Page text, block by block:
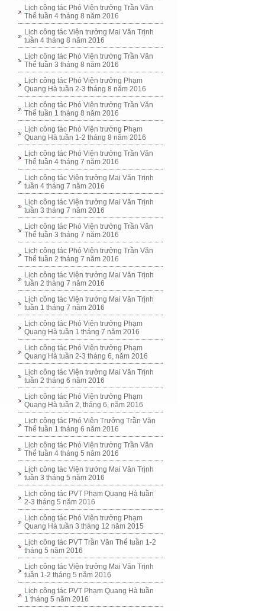
Lịch công tác Phó Viện trưởng Trần Văn
Thể tuần 4 tháng 8 năm 2016
Lịch công tác Viện trưởng Mai Văn Trịnh
tuần 4 tháng 8 năm 2016
Lịch công tác Phó Viện trưởng Trần Văn
Thể tuần 3 tháng 8 năm 2016
Lịch công tác Phó Viện trưởng Phạm
Quang Hà tuần 2-3 tháng 8 năm 2016
Lịch công tác Phó Viện trưởng Trần Văn
Thể tuần 1 tháng 8 năm 2016
Lịch công tác Phó Viện trưởng Phạm
Quang Hà tuần 1-2 tháng 8 năm 2016
Lịch công tác Phó Viện trưởng Trần Văn
Thể tuần 4 tháng 7 năm 2016
Lịch công tác Viện trưởng Mai Văn Trịnh
tuần 4 tháng 7 năm 2016
Lịch công tác Viện trưởng Mai Văn Trịnh
tuần 3 tháng 7 năm 2016
Lịch công tác Phó Viện trưởng Trần Văn
Thể tuần 3 tháng 7 năm 2016
Lịch công tác Phó Viện trưởng Trần Văn
Thể tuần 2 tháng 7 năm 2016
Lịch công tác Viện trưởng Mai Văn Trịnh
tuần 2 tháng 7 năm 2016
Lịch công tác Viện trưởng Mai Văn Trịnh
tuần 1 tháng 7 năm 2016
Lịch công tác Phó Viện trưởng Phạm
Quang Hà tuần 1 tháng 7 năm 2016
Lịch công tác Phó Viện trưởng Phạm
Quang Hà tuần 2-3 tháng 6, năm 2016
Lịch công tác Viện trưởng Mai Văn Trịnh
tuần 2 tháng 6 năm 2016
Lịch công tác Phó Viện trưởng Phạm
Quang Hà tuần 2, tháng 6, năm 2016
Lịch công tác Phó Viện Trưởng Trần Văn
Thể tuần 1 tháng 6 năm 2016
Lịch công tác Phó Viện trưởng Trần Văn
Thể tuần 4 tháng 5 năm 2016
Lịch công tác Viện trưởng Mai Văn Trịnh
tuần 3 tháng 5 năm 2016
Lịch công tác PVT Phạm Quang Hà tuần
2-3 tháng 5 năm 2016
Lịch công tác Phó Viện trưởng Phạm
Quang Hà tuần 3 tháng 12 năm 2015
Lịch công tác PVT Trần Văn Thể tuần 1-2
tháng 5 năm 2016
Lịch công tác Viện trưởng Mai Văn Trịnh
tuần 1-2 tháng 5 năm 2016
Lịch công tác PVT Phạm Quang Hà tuần
1 tháng 5 năm 2016